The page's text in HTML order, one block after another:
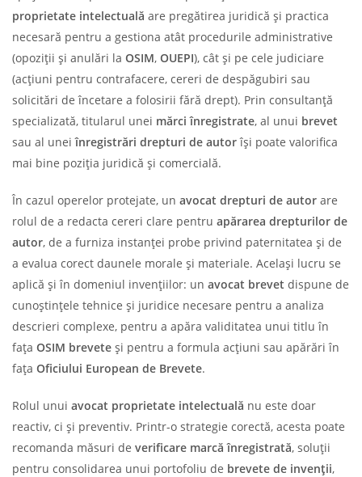
proprietate intelectuală are pregătirea juridică și practica
necesară pentru a gestiona atât procedurile administrative
(opoziții și anulări la OSIM, OUEPI), cât și pe cele judiciare
(acțiuni pentru contrafacere, cereri de despăgubiri sau
solicitări de încetare a folosirii fără drept). Prin consultanță
specializată, titularul unei mărci înregistrate, al unui brevet
sau al uneiînregistrări drepturi de autorîși poate valorifica
mai bine poziția juridică și comercială.
În cazul operelor protejate, un avocat drepturi de autor are
rolul de a redacta cereri clare pentru apărarea drepturilor de
autor, de a furniza instanței probe privind paternitatea și de
a evalua corect daunele morale și materiale. Același lucru se
aplică și în domeniul invențiilor: un avocat brevet dispune de
cunoștințele tehnice și juridice necesare pentru a analiza
descrieri complexe, pentru a apăra validitatea unui titlu în
fața OSIM brevete și pentru a formula acțiuni sau apărări în
fața Oficiului European de Brevete.
Rolul unui avocat proprietate intelectuală nu este doar
reactiv, ci și preventiv. Printr-o strategie corectă, acesta poate
recomanda măsuri de verificare marcă înregistrată, soluții
pentru consolidarea unui portofoliu de brevete de invenții,